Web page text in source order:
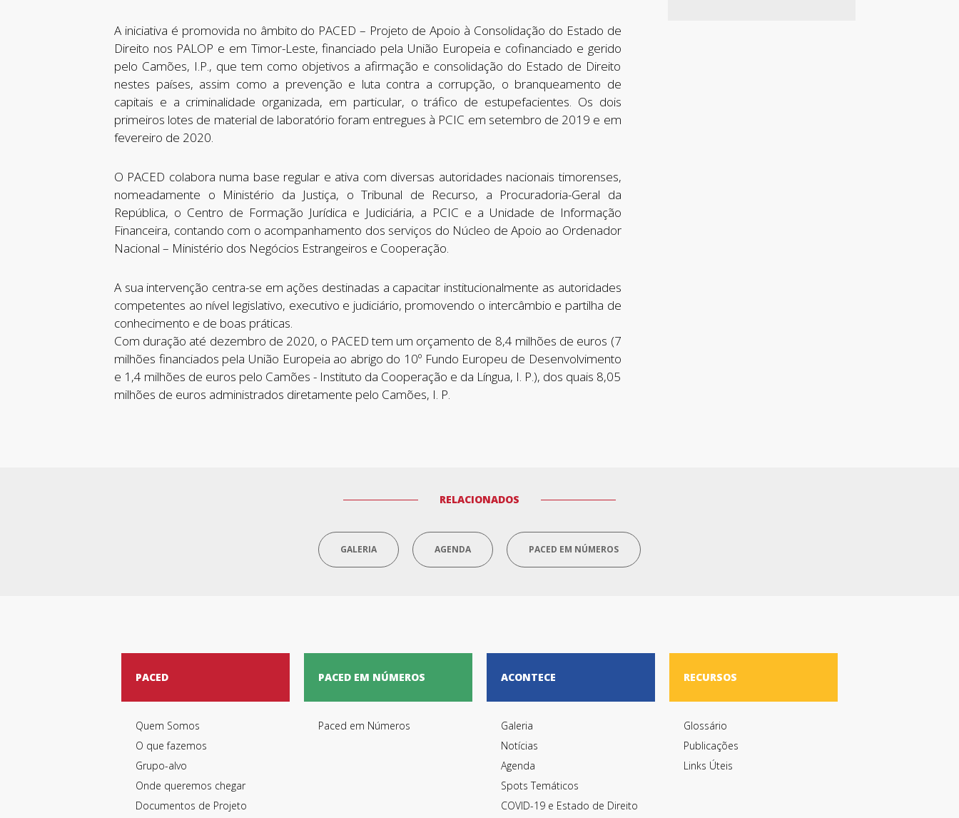
A iniciativa é promovida no âmbito do PACED – Projeto de Apoio à Consolidação do Estado de
Direito nos PALOP e em Timor-Leste, financiado pela União Europeia e cofinanciado e gerido
pelo Camões, I.P., que tem como objetivos a afirmação e consolidação do Estado de Direito
nestes países, assim como a prevenção e luta contra a corrupção, o branqueamento de
capitais e a criminalidade organizada, em particular, o tráfico de estupefacientes. Os dois
primeiros lotes de material de laboratório foram entregues à PCIC em setembro de 2019 e em
fevereiro de 2020.
O PACED colabora numa base regular e ativa com diversas autoridades nacionais timorenses,
nomeadamente o Ministério da Justiça, o Tribunal de Recurso, a Procuradoria-Geral da
República, o Centro de Formação Jurídica e Judiciária, a PCIC e a Unidade de Informação
Financeira, contando com o acompanhamento dos serviços do Núcleo de Apoio ao Ordenador
Nacional – Ministério dos Negócios Estrangeiros e Cooperação.
A sua intervenção centra-se em ações destinadas a capacitar institucionalmente as autoridades
competentes ao nível legislativo, executivo e judiciário, promovendo o intercâmbio e partilha de
conhecimento e de boas práticas.
Com duração até dezembro de 2020, o PACED tem um orçamento de 8,4 milhões de euros (7
milhões financiados pela União Europeia ao abrigo do 10º Fundo Europeu de Desenvolvimento
e 1,4 milhões de euros pelo Camões - Instituto da Cooperação e da Língua, I. P.), dos quais 8,05
milhões de euros administrados diretamente pelo Camões, I. P.
RELACIONADOS
GALERIA AGENDA PACED EM NÚMEROS
PACED
Quem Somos
O que fazemos
Grupo-alvo
Onde queremos chegar
Documentos de Projeto
PACED EM NÚMEROS
Paced em Números
ACONTECE
Galeria
Notícias
Agenda
Spots Temáticos
COVID-19 e Estado de Direito
RECURSOS
Glossário
Publicações
Links Úteis